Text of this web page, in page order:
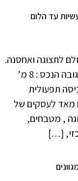
עד הלום
לתצוגה ואחסנה.
שטח : 314 מ”ר – כולל גלריה 90 מ”ר. גובה הנכס : 8 מ’
תפעולית
מאד לעסקים של
, מטבחים,
[…]